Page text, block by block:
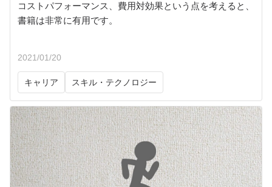
コストパフォーマンス、費用対効果という点を考えると、
書籍は非常に有用です。
2021/01/20
キャリア スキル・テクノロジー